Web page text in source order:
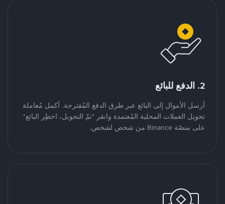
2. الدفع للبائع
أرسل الأموال إلى البائع عبر طرق الدفع المُقترحة. أكمل مُعاملة
تحويل العملات المحلية المُعتمدة وانقر "تمّ التحويل، اخطِر البائع"
على منصّة Binance من شخص لشخص.